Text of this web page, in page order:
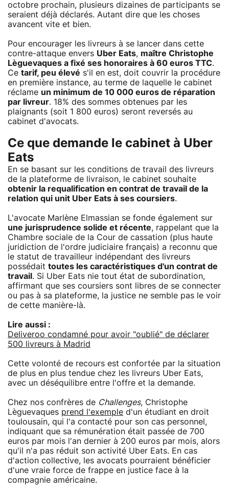
octobre prochain, plusieurs dizaines de participants se
seraient déjà déclarés. Autant dire que les choses
avancent vite et bien.
Pour encourager les livreurs à se lancer dans cette
contre-attaque envers Uber Eats, maître Christophe
Lèguevaques a fixé ses honoraires à 60 euros TTC.
Ce tarif, peu élevé s'il en est, doit couvrir la procédure
en première instance, au terme de laquelle le cabinet
réclame un minimum de 10 000 euros de réparation
par livreur. 18% des sommes obtenues par les
plaignants (soit 1 800 euros) seront reversés au
cabinet d'avocats.
Ce que demande le cabinet à Uber
Eats
En se basant sur les conditions de travail des livreurs
de la plateforme de livraison, le cabinet souhaite
obtenir la requalification en contrat de travail de la
relation qui unit Uber Eats à ses coursiers.
L'avocate Marlène Elmassian se fonde également sur
une jurisprudence solide et récente, rappelant que la
Chambre sociale de la Cour de cassation (plus haute
juridiction de l'ordre judiciaire français) a reconnu que
le statut de travailleur indépendant des livreurs
possédait toutes les caractéristiques d'un contrat de
travail . Si Uber Eats nie tout état de subordination,
affirmant que ses coursiers sont libres de se connecter
ou pas à sa plateforme, la justice ne semble pas le voir
de cette manière-là.
Lire aussi :
Deliveroo condamné pour avoir "oublié" de déclarer
500 livreurs à Madrid
Cette volonté de recours est confortée par la situation
de plus en plus tendue chez les livreurs Uber Eats,
avec un déséquilibre entre l'offre et la demande.
Chez nos confrères de Challenges, Christophe
Lèguevaques prend l'exemple d'un étudiant en droit
toulousain, qui l'a contacté pour son cas personnel,
indiquant que sa rémunération était passée de 700
euros par mois l'an dernier à 200 euros par mois, alors
qu'il n'a pas réduit son activité Uber Eats. En cas
d'action collective, les avocats pourraient bénéficier
d'une vraie force de frappe en justice face à la
compagnie américaine.